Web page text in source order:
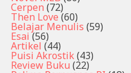
Cerpen (72)
Then Love (60)
Belajar Menulis (59)
Esai (56)
Artikel (44)
Puisi Akrostik(43)
Review Buku (22)